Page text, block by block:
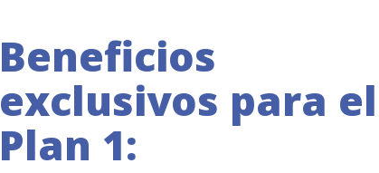
Beneficios
exclusivos para el
Plan 1: